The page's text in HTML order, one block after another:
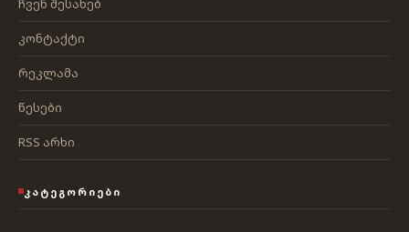
კონტაქტი
რეკლამა
წესები
RSS არხი
ᲙᲐᲢᲔᲒᲝᲠᲘᲔᲑᲘ